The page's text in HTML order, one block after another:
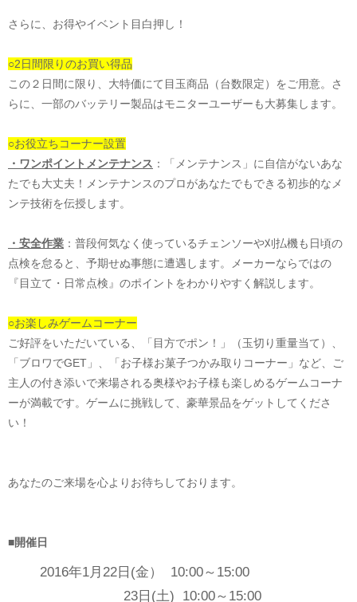
さらに、お得やイベント目白押し！
○2日間限りのお買い得品
この２日間に限り、大特価にて目玉商品（台数限定）をご用意。さ
らに、一部のバッテリー製品はモニターユーザーも大募集します。
○お役立ちコーナー設置
・ワンポイントメンテナンス ：「メンテナンス」に自信がないあな
たでも大丈夫！メンテナンスのプロがあなたでもできる初歩的なメ
ンテ技術を伝授します。
・安全作業 ：普段何気なく使っているチェンソーや刈払機も日頃の
点検を怠ると、予期せぬ事態に遭遇します。メーカーならではの
『目立て・日常点検』のポイントをわかりやすく解説します。
○お楽しみゲームコーナー
ご好評をいただいている、「目方でポン！」（玉切り重量当て）、
「ブロワでGET」、「お子様お菓子つかみ取りコーナー」など、ご
主人の付き添いで来場される奥様やお子様も楽しめるゲームコーナ
ーが満載です。ゲームに挑戦して、豪華景品をゲットしてくださ
い！
あなたのご来場を心よりお待ちしております。
■開催日
2016年1月22日(金） 10:00～15:00
23日(土) 10:00～15:00